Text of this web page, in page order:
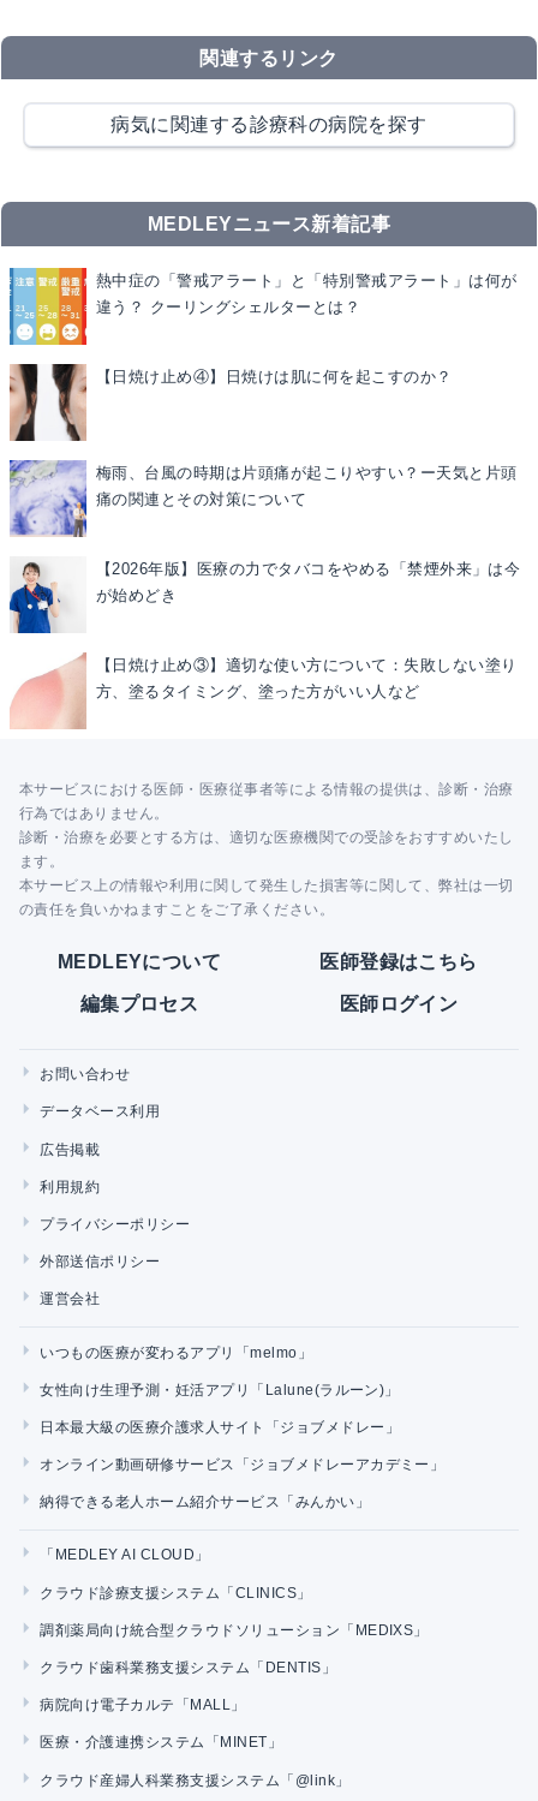
関連するリンク
病気に関連する診療科の病院を探す
MEDLEYニュース新着記事
熱中症の「警戒アラート」と「特別警戒アラート」は何が
違う？ クーリングシェルターとは？
【日焼け止め④】日焼けは肌に何を起こすのか？
梅雨、台風の時期は片頭痛が起こりやすい？ー天気と片頭
痛の関連とその対策について
【2026年版】医療の力でタバコをやめる「禁煙外来」は今
が始めどき
【日焼け止め③】適切な使い方について：失敗しない塗り
方、塗るタイミング、塗った方がいい人など
本サービスにおける医師・医療従事者等による情報の提供は、診断・治療
行為ではありません。
診断・治療を必要とする方は、適切な医療機関での受診をおすすめいたし
ます。
本サービス上の情報や利用に関して発生した損害等に関して、弊社は一切
の責任を負いかねますことをご了承ください。
MEDLEYについて 医師登録はこちら
編集プロセス 医師ログイン
お問い合わせ
データベース利用
広告掲載
利用規約
プライバシーポリシー
外部送信ポリシー
運営会社
いつもの医療が変わるアプリ「melmo」
女性向け生理予測・妊活アプリ「Lalune(ラルーン)」
日本最大級の医療介護求人サイト「ジョブメドレー」
オンライン動画研修サービス「ジョブメドレーアカデミー」
納得できる老人ホーム紹介サービス「みんかい」
「MEDLEY AI CLOUD」
クラウド診療支援システム「CLINICS」
調剤薬局向け統合型クラウドソリューション「MEDIXS」
クラウド歯科業務支援システム「DENTIS」
病院向け電子カルテ「MALL」
医療・介護連携システム「MINET」
クラウド産婦人科業務支援システム「@link」